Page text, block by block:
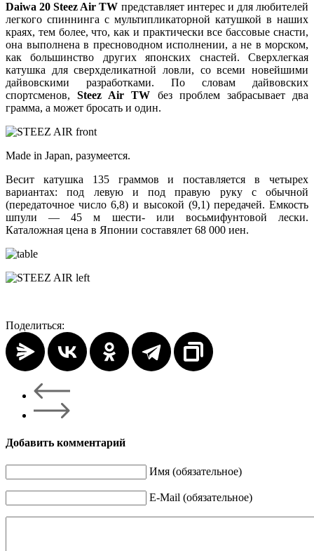
Daiwa 20 Steez Air TW представляет интерес и для любителей
легкого спиннинга с мультипликаторной катушкой в наших
краях, тем более, что, как и практически все бассовые снасти,
она выполнена в пресноводном исполнении, а не в морском,
как большинство других японских снастей. Сверхлегкая
катушка для сверхделикатной ловли, со всеми новейшими
дайвовскими разработками. По словам дайвовских
спортсменов,Steez Air TW без проблем забрасывает два
грамма, а может бросать и один.
Made in Japan, разумеется.
Весит катушка 135 граммов и поставляется в четырех
вариантах: под левую и под правую руку с обычной
(передаточное число 6,8) и высокой (9,1) передачей. Емкость
шпули — 45 м шести- или восьмифунтовой лески.
Каталожная цена в Японии составялет 68 000 иен.
Поделиться:
Добавить комментарий
Имя (обязательное)
E-Mail (обязательное)